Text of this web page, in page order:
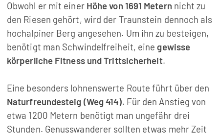
Obwohl er mit einer Höhe von 1691 Metern nicht zu
den Riesen gehört, wird der Traunstein dennoch als
hochalpiner Berg angesehen. Um ihn zu besteigen,
benötigt man Schwindelfreiheit, eine gewisse
körperliche Fitness und Trittsicherheit.
Eine besonders lohnenswerte Route führt über den
Naturfreundesteig (Weg 414). Für den Anstieg von
etwa 1200 Metern benötigt man ungefähr drei
Stunden. Genusswanderer sollten etwas mehr Zeit